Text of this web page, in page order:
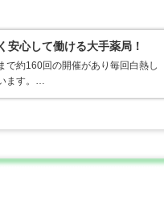
心して働ける大手薬局！
で約160回の開催があり毎回白熱し
ます。…